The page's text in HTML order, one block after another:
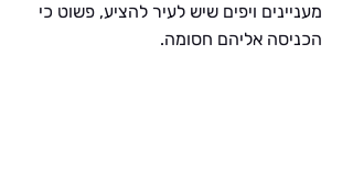
מעניינים ויפים שיש לעיר להציע, פשוט כי
הכניסה אליהם חסומה.